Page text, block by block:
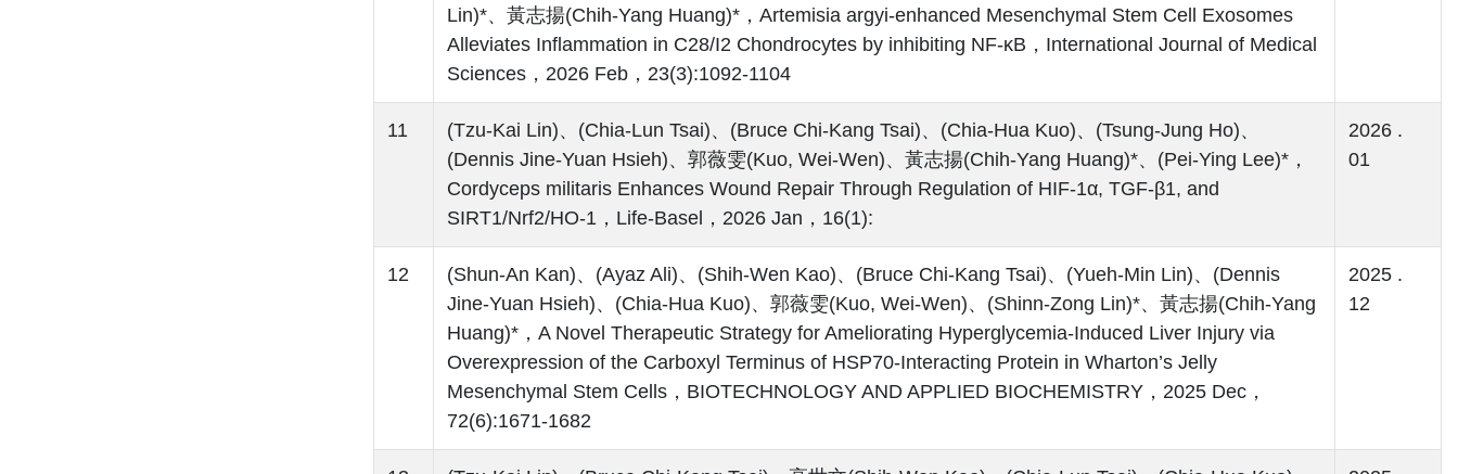
Lin)*、黃志揚(Chih-Yang Huang)*，Artemisia argyi-enhanced Mesenchymal Stem Cell Exosomes
Alleviates Inflammation in C28/I2 Chondrocytes by inhibiting NF-κB，International Journal of Medical
Sciences，2026 Feb，23(3):1092-1104
11
(Tzu-Kai Lin)、(Chia-Lun Tsai)、(Bruce Chi-Kang Tsai)、(Chia-Hua Kuo)、(Tsung-Jung Ho)、
(Dennis Jine-Yuan Hsieh)、郭薇雯(Kuo, Wei-Wen)、黃志揚(Chih-Yang Huang)*、(Pei-Ying Lee)*，
Cordyceps militaris Enhances Wound Repair Through Regulation of HIF-1α, TGF-β1, and
SIRT1/Nrf2/HO-1，Life-Basel，2026 Jan，16(1):
2026 .
01
12
(Shun-An Kan)、(Ayaz Ali)、(Shih-Wen Kao)、(Bruce Chi-Kang Tsai)、(Yueh-Min Lin)、(Dennis
Jine-Yuan Hsieh)、(Chia-Hua Kuo)、郭薇雯(Kuo, Wei-Wen)、(Shinn-Zong Lin)*、黃志揚(Chih-Yang
Huang)*，A Novel Therapeutic Strategy for Ameliorating Hyperglycemia-Induced Liver Injury via
Overexpression of the Carboxyl Terminus of HSP70-Interacting Protein in Wharton’s Jelly
Mesenchymal Stem Cells，BIOTECHNOLOGY AND APPLIED BIOCHEMISTRY，2025 Dec，
72(6):1671-1682
2025 .
12